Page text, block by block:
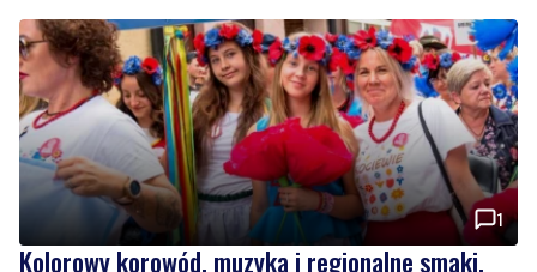
1
Kolorowy korowód, muzyka i regionalne smaki.
Nadchodzi Święto Kociewia
Wiadomości